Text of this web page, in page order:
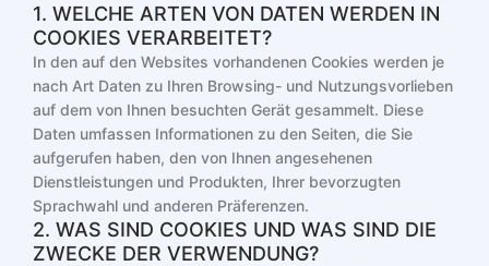
1. WELCHE ARTEN VON DATEN WERDEN IN
COOKIES VERARBEITET?
In den auf den Websites vorhandenen Cookies werden je
nach Art Daten zu Ihren Browsing- und Nutzungsvorlieben
auf dem von Ihnen besuchten Gerät gesammelt. Diese
Daten umfassen Informationen zu den Seiten, die Sie
aufgerufen haben, den von Ihnen angesehenen
Dienstleistungen und Produkten, Ihrer bevorzugten
Sprachwahl und anderen Präferenzen.
2. WAS SIND COOKIES UND WAS SIND DIE
ZWECKE DER VERWENDUNG?